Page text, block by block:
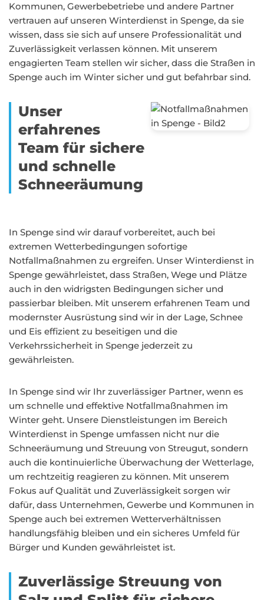
Kommunen, Gewerbebetriebe und andere Partner
vertrauen auf unseren Winterdienst in Spenge, da sie
wissen, dass sie sich auf unsere Professionalität und
Zuverlässigkeit verlassen können. Mit unserem
engagierten Team stellen wir sicher, dass die Straßen in
Spenge auch im Winter sicher und gut befahrbar sind.
Unser
erfahrenes
Team für sichere
und schnelle
Schneeräumung
In Spenge sind wir darauf vorbereitet, auch bei
extremen Wetterbedingungen sofortige
Notfallmaßnahmen zu ergreifen. Unser Winterdienst in
Spenge gewährleistet, dass Straßen, Wege und Plätze
auch in den widrigsten Bedingungen sicher und
passierbar bleiben. Mit unserem erfahrenen Team und
modernster Ausrüstung sind wir in der Lage, Schnee
und Eis effizient zu beseitigen und die
Verkehrssicherheit in Spenge jederzeit zu
gewährleisten.
In Spenge sind wir Ihr zuverlässiger Partner, wenn es
um schnelle und effektive Notfallmaßnahmen im
Winter geht. Unsere Dienstleistungen im Bereich
Winterdienst in Spenge umfassen nicht nur die
Schneeräumung und Streuung von Streugut, sondern
auch die kontinuierliche Überwachung der Wetterlage,
um rechtzeitig reagieren zu können. Mit unserem
Fokus auf Qualität und Zuverlässigkeit sorgen wir
dafür, dass Unternehmen, Gewerbe und Kommunen in
Spenge auch bei extremen Wetterverhältnissen
handlungsfähig bleiben und ein sicheres Umfeld für
Bürger und Kunden gewährleistet ist.
Zuverlässige Streuung von